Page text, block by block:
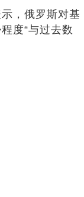
，俄罗斯对基
度“与过去数